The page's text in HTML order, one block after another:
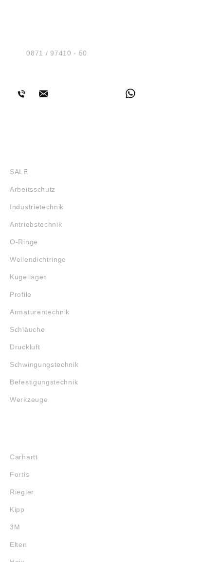
Tel.:0871 / 97410 - 50
SALE
Arbeitsschutz
Industrietechnik
Antriebstechnik
O-Ringe
Wellendichtringe
Kugellager
Profile
Armaturentechnik
Schläuche
Druckluft
Schwingungstechnik
Befestigungstechnik
Werkzeuge
Carhartt
Fortis
Riegler
Kipp
3M
Elten